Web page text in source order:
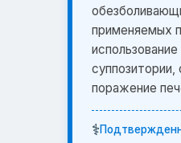
применяемых
поражение
⚕️